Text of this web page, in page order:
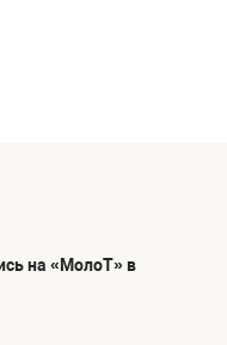
на «МолоТ» в